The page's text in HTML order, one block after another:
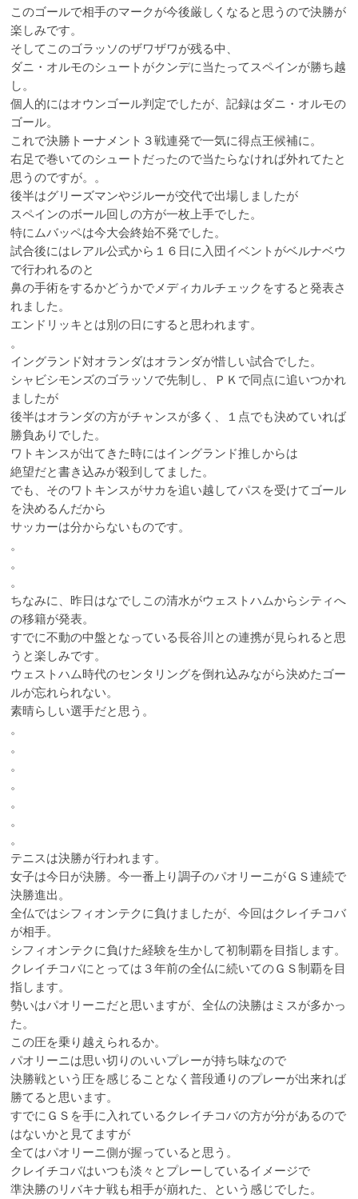
このゴールで相手のマークが今後厳しくなると思うので決勝が
楽しみです。
そしてこのゴラッソのザワザワが残る中、
ダニ・オルモのシュートがクンデに当たってスペインが勝ち越
し。
個人的にはオウンゴール判定でしたが、記録はダニ・オルモの
ゴール。
これで決勝トーナメント３戦連発で一気に得点王候補に。
右足で巻いてのシュートだったので当たらなければ外れてたと
思うのですが。。
後半はグリーズマンやジルーが交代で出場しましたが
スペインのボール回しの方が一枚上手でした。
特にムバッペは今大会終始不発でした。
試合後にはレアル公式から１６日に入団イベントがベルナベウ
で行われるのと
鼻の手術をするかどうかでメディカルチェックをすると発表さ
れました。
エンドリッキとは別の日にすると思われます。
。
イングランド対オランダはオランダが惜しい試合でした。
シャビシモンズのゴラッソで先制し、ＰＫで同点に追いつかれ
ましたが
後半はオランダの方がチャンスが多く、１点でも決めていれば
勝負ありでした。
ワトキンスが出てきた時にはイングランド推しからは
絶望だと書き込みが殺到してました。
でも、そのワトキンスがサカを追い越してパスを受けてゴール
を決めるんだから
サッカーは分からないものです。
。
。
。
ちなみに、昨日はなでしこの清水がウェストハムからシティへ
の移籍が発表。
すでに不動の中盤となっている長谷川との連携が見られると思
うと楽しみです。
ウェストハム時代のセンタリングを倒れ込みながら決めたゴー
ルが忘れられない。
素晴らしい選手だと思う。
。
。
。
。
。
。
。
テニスは決勝が行われます。
女子は今日が決勝。今一番上り調子のパオリーニがＧＳ連続で
決勝進出。
全仏ではシフィオンテクに負けましたが、今回はクレイチコバ
が相手。
シフィオンテクに負けた経験を生かして初制覇を目指します。
クレイチコバにとっては３年前の全仏に続いてのＧＳ制覇を目
指します。
勢いはパオリーニだと思いますが、全仏の決勝はミスが多かっ
た。
この圧を乗り越えられるか。
パオリーニは思い切りのいいプレーが持ち味なので
決勝戦という圧を感じることなく普段通りのプレーが出来れば
勝てると思います。
すでにＧＳを手に入れているクレイチコバの方が分があるので
はないかと見てますが
全てはパオリーニ側が握っていると思う。
クレイチコバはいつも淡々とプレーしているイメージで
準決勝のリバキナ戦も相手が崩れた、という感じでした。